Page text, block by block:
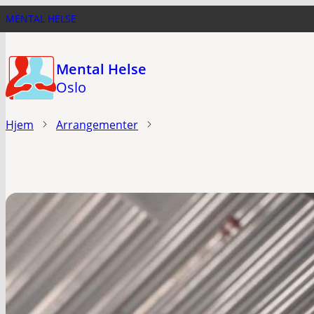
Hopp
til
hovedinnhold
MENTAL HELSE
Mental Helse
Oslo
Hjem Arrangementer